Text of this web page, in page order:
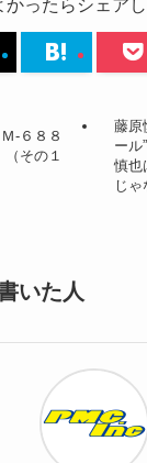
かったらシェアし
-６８８
その１
藤原
ール
慎也
じゃ
いた人